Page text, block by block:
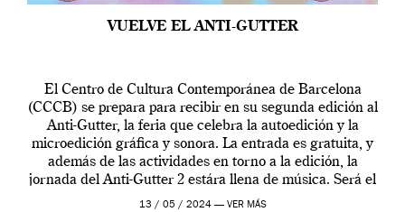
VUELVE EL ANTI-GUTTER
El Centro de Cultura Contemporánea de Barcelona
(CCCB) se prepara para recibir en su segunda edición al
Anti-Gutter, la feria que celebra la autoedición y la
microedición gráfica y sonora. La entrada es gratuita, y
además de las actividades en torno a la edición, la
jornada del Anti-Gutter 2 estára llena de música. Será el
[…]
13 / 05 / 2024 — VER MÁS